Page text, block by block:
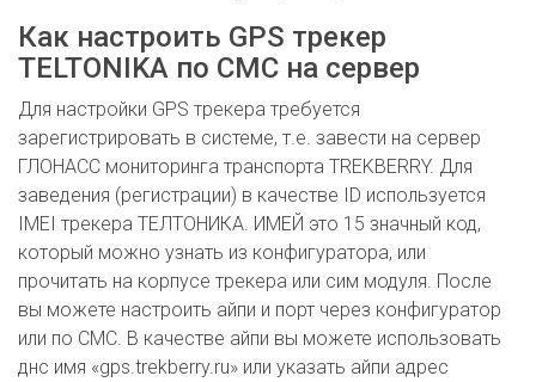
Как настроить GPS трекер
TELTONIKA по СМС на сервер
Для настройки GPS трекера требуется
зарегистрировать в системе, т.е. завести на сервер
ГЛОНАСС мониторинга транспорта TREKBERRY. Для
заведения (регистрации) в качестве ID используется
IMEI трекера ТЕЛТОНИКА. ИМЕЙ это 15 значный код,
который можно узнать из конфигуратора, или
прочитать на корпусе трекера или сим модуля. После
вы можете настроить айпи и порт через конфигуратор
или по СМС. В качестве айпи вы можете использовать
днс имя «gps.trekberry.ru» или указать айпи адрес